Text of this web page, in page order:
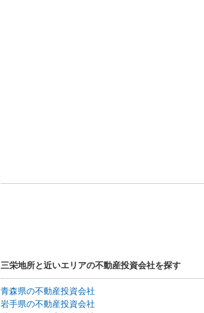
三栄地所と近いエリアの不動産投資会社を探す
青森県の不動産投資会社
岩手県の不動産投資会社